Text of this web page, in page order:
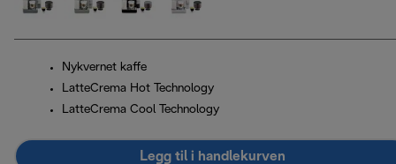
Nykvernet kaffe
LatteCrema Hot Technology
LatteCrema Cool Technology
Legg til i handlekurven